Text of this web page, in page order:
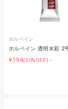
ホルベイン
ホルベイン 透明水彩 2
¥194(20%OFF)～